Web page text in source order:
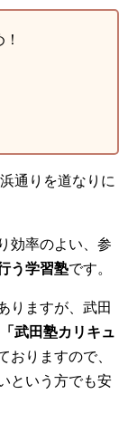
通りを道なりに
効率のよい、参
う学習塾です。
りますが、武田
武田塾カリキュ
おりますので、
という方でも安